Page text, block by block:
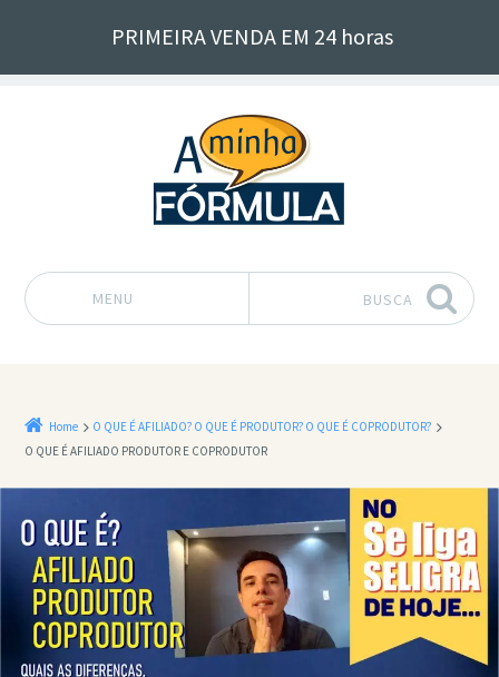
PRIMEIRA VENDA EM 24 horas
MENU BUSCA
Home
O QUE É AFILIADO? O QUE É PRODUTOR? O QUE É COPRODUTOR?
O QUE É AFILIADO PRODUTOR E COPRODUTOR